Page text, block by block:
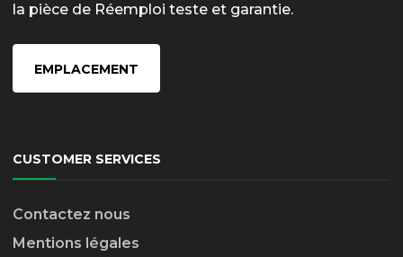
la pièce de Réemploi teste et garantie.
EMPLACEMENT
CUSTOMER SERVICES
Contactez nous
Mentions légales